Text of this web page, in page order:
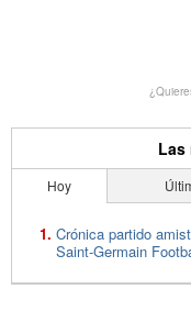
Las
Hoy
Crónica partido
Saint-Germain